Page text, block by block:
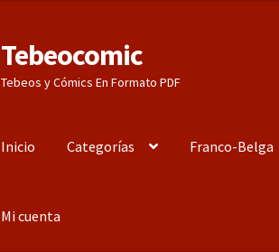
Ir
a
la
Ir
al
contenido
Tebeocomic
Tebeos y Cómics En Formato PDF
Inicio Categorías Franco-Belga
Mi cuenta